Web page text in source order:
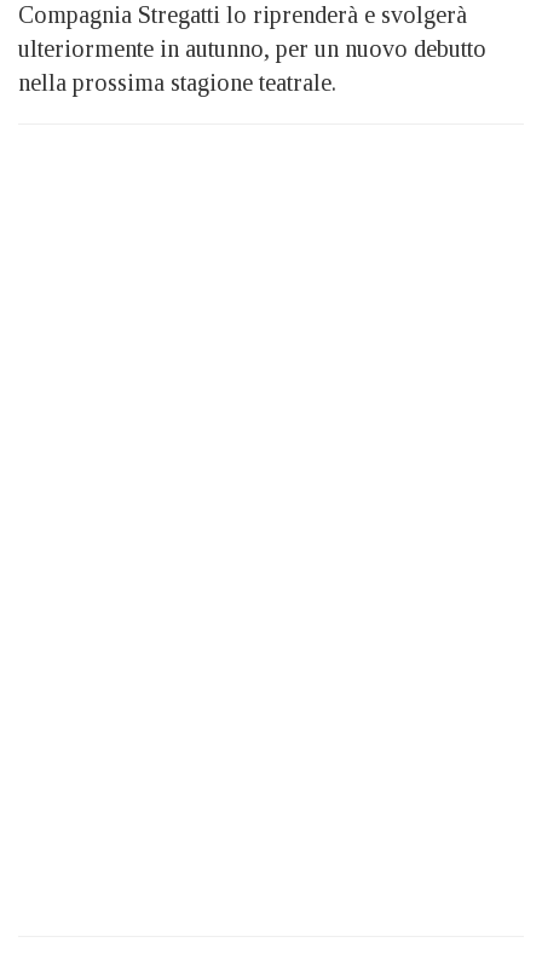
Compagnia Stregatti lo riprenderà e svolgerà
ulteriormente in autunno, per un nuovo debutto
nella prossima stagione teatrale.